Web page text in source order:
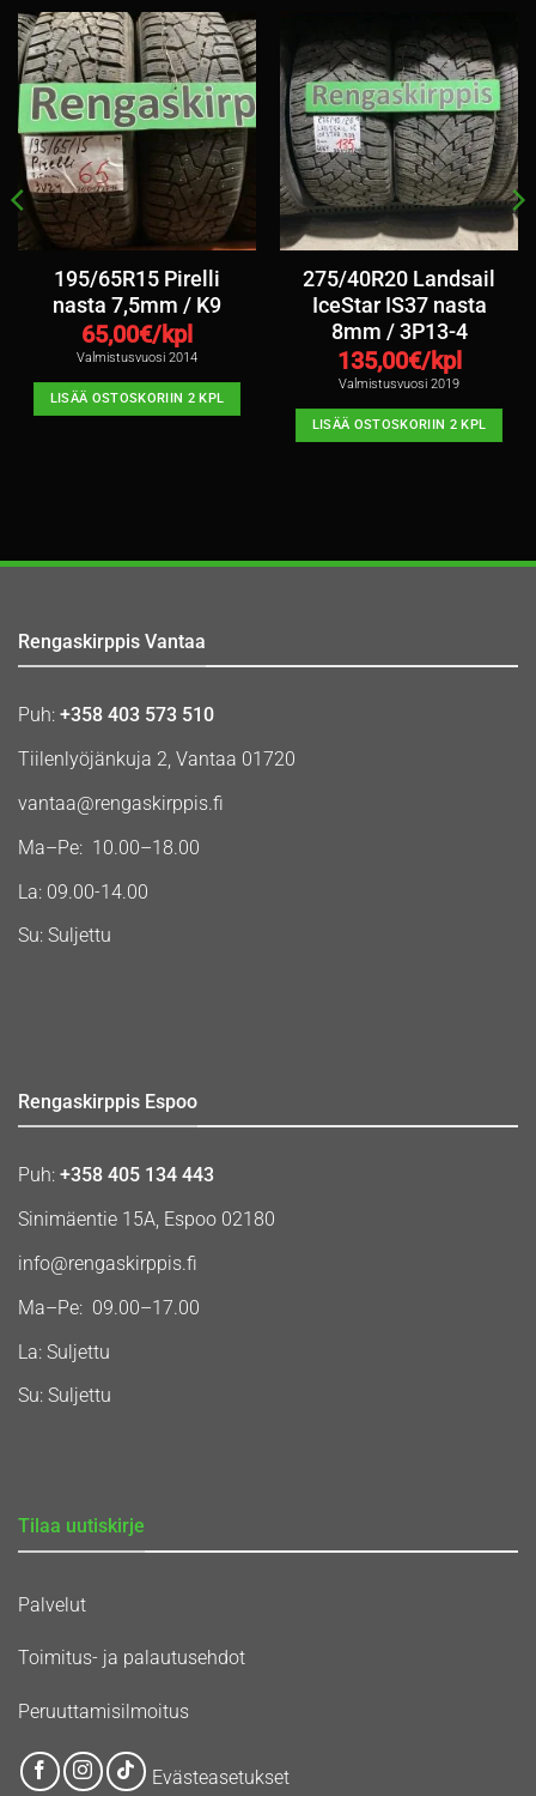
195/65R15 Pirelli
nasta 7,5mm / K9
65,00€/kpl
Valmistusvuosi 2014
LISÄÄ OSTOSKORIIN 2 KPL
275/40R20 Landsail
IceStar IS37 nasta
8mm / 3P13-4
135,00€/kpl
Valmistusvuosi 2019
LISÄÄ OSTOSKORIIN 2 KPL
Rengaskirppis Vantaa
Puh: +358 403 573 510
Tiilenlyöjänkuja 2, Vantaa 01720
vantaa@rengaskirppis.fi
Ma–Pe: 10.00–18.00
La: 09.00-14.00
Su: Suljettu
Rengaskirppis Espoo
Puh: +358 405 134 443
Sinimäentie 15A, Espoo 02180
info@rengaskirppis.fi
Ma–Pe: 09.00–17.00
La: Suljettu
Su: Suljettu
Tilaa uutiskirje
Palvelut
Toimitus- ja palautusehdot
Peruuttamisilmoitus
Evästeasetukset